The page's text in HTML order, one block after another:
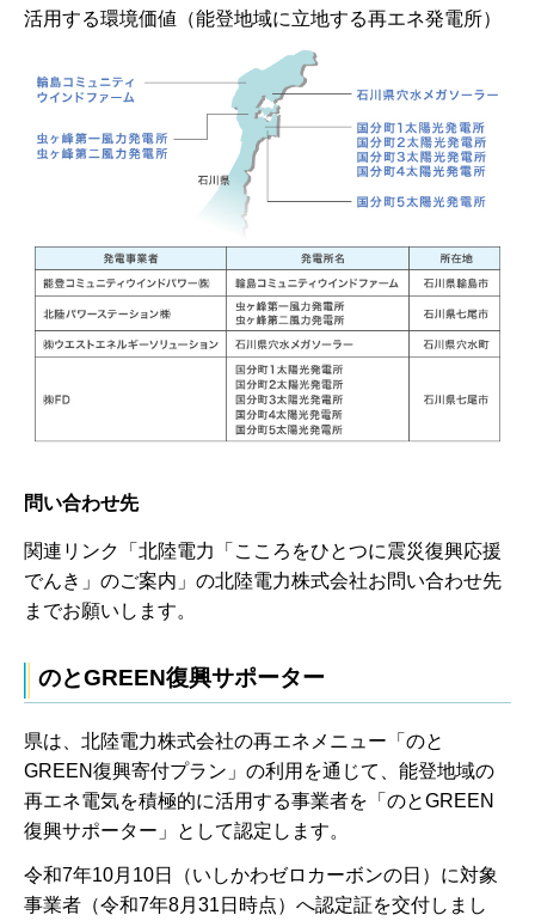
活用する環境価値（能登地域に立地する再エネ発電所）
問い合わせ先
関連リンク「北陸電力「こころをひとつに震災復興応援
でんき」のご案内」の北陸電力株式会社お問い合わせ先
までお願いします。
のとGREEN復興サポーター
県は、北陸電力株式会社の再エネメニュー「のと
GREEN復興寄付プラン」の利用を通じて、能登地域の
再エネ電気を積極的に活用する事業者を「のとGREEN
復興サポーター」として認定します。
令和7年10月10日（いしかわゼロカーボンの日）に対象
事業者（令和7年8月31日時点）へ認定証を交付しまし